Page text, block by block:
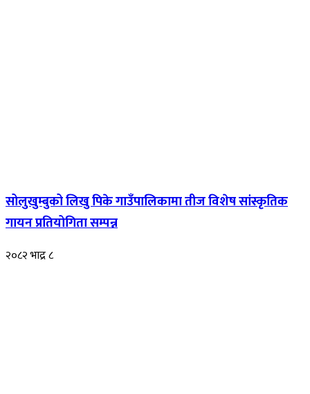
सोलुखुम्बुको लिखु पिके गाउँपालिकामा तीज विशेष सांस्कृतिक
गायन प्रतियोगिता सम्पन्न
२०८२ भाद्र ८